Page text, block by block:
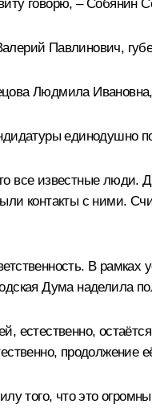
говорю, – Собянин
Павлинович,
Людмила
единодушно
все известные люди.
контакты с ними.
В
Дума наделила
естественно,
продолжение
того, что это